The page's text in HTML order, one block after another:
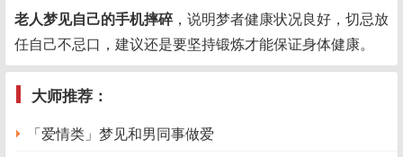
老人梦见自己的手机摔碎，说明梦者健康状况良好，切忌放
任自己不忌口，建议还是要坚持锻炼才能保证身体健康。
大师推荐：
「爱情类」梦见和男同事做爱